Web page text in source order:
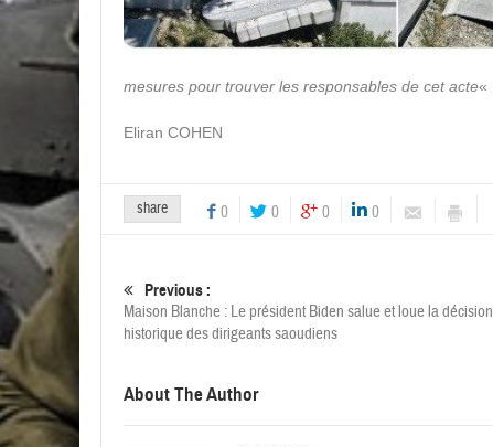
mesures pour trouver les responsables de cet acte« .
Eliran COHEN
share 0 0 0 0
Previous :
Maison Blanche : Le président Biden salue et loue la décision
historique des dirigeants saoudiens
About The Author